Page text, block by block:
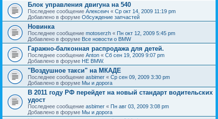
Блок управления двигуна на 540
Последнее сообщение Алексеич « Ср окт 14, 2009 11:19 pm
Добавлено в форуме Обсуждение запчастей
Новинка
Последнее сообщение motoserzh « Пн окт 12, 2009 5:45 pm
Добавлено в форуме Все новости о BMW
Гаражно-балконная распродажа для детей.
Последнее сообщение Anton « Сб сен 19, 2009 9:07 pm
Добавлено в форуме НЕ BMW.
"Воздушное такси" на МКАДЕ
Последнее сообщение asbimer « Ср сен 09, 2009 3:30 pm
Добавлено в форуме Мы и дорога
В 2011 году РФ перейдет на новый стандарт водительских
удост
Последнее сообщение asbimer « Пн авг 03, 2009 3:08 pm
Добавлено в форуме Мы и дорога